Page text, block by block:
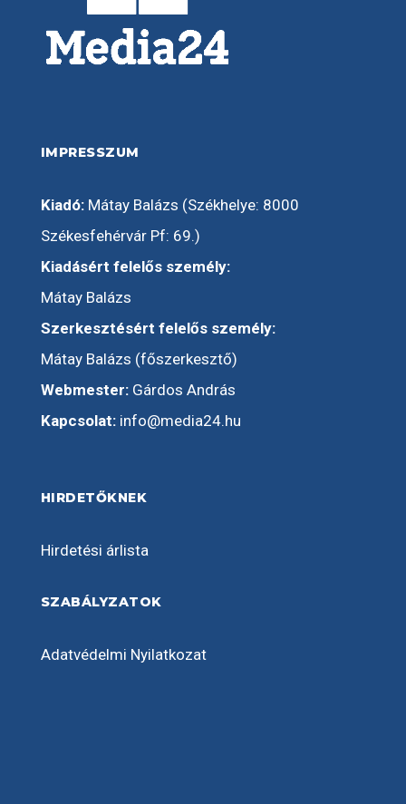
IMPRESSZUM
Kiadó:Mátay Balázs (Székhelye: 8000
Székesfehérvár Pf: 69.)
Kiadásért felelős személy:
Mátay Balázs
Szerkesztésért felelős személy:
Mátay Balázs (főszerkesztő)
Webmester:Gárdos András
Kapcsolat: info@media24.hu
HIRDETŐKNEK
Hirdetési árlista
SZABÁLYZATOK
Adatvédelmi Nyilatkozat